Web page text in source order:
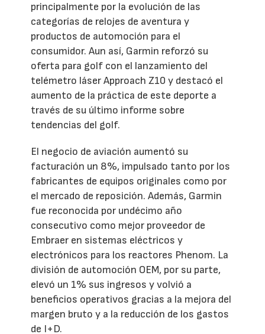
principalmente por la evolución de las
categorías de relojes de aventura y
productos de automoción para el
consumidor. Aun así, Garmin reforzó su
oferta para golf con el lanzamiento del
telémetro láser Approach Z10 y destacó el
aumento de la práctica de este deporte a
través de su último informe sobre
tendencias del golf.
El negocio de aviación aumentó su
facturación un 8%, impulsado tanto por los
fabricantes de equipos originales como por
el mercado de reposición. Además, Garmin
fue reconocida por undécimo año
consecutivo como mejor proveedor de
Embraer en sistemas eléctricos y
electrónicos para los reactores Phenom. La
división de automoción OEM, por su parte,
elevó un 1% sus ingresos y volvió a
beneficios operativos gracias a la mejora del
margen bruto y a la reducción de los gastos
de I+D.